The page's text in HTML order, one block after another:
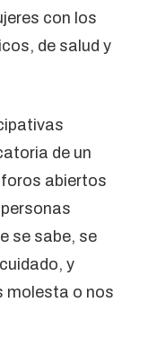
con los
de salud y
de un
abiertos
se sabe, se
y
molesta o nos